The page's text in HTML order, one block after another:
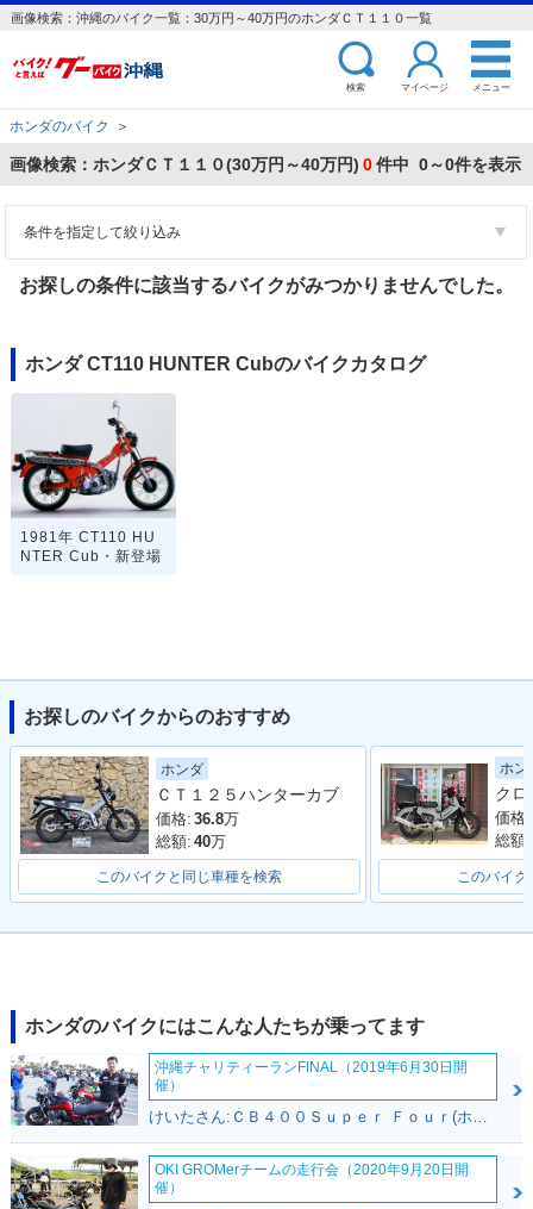
画像検索：沖縄のバイク一覧：30万円～40万円のホンダＣＴ１１０一覧
検索 マイページ メニュー
ホンダのバイク ＞
画像検索：ホンダＣＴ１１０(30万円～40万円) 0件中 0～0件を表示
条件を指定して絞り込み
お探しの条件に該当するバイクがみつかりませんでした。
ホンダ CT110 HUNTER Cubのバイクカタログ
1981年 CT110 HU
NTER Cub・新登場
お探しのバイクからのおすすめ
ホンダ
ＣＴ１２５ハンターカブ
価格: 36.8万
総額: 40万
このバイクと同じ車種を検索
ホン
価格:
総額:
このバイク
ホンダのバイクにはこんな人たちが乗ってます
沖縄チャリティーランFINAL（2019年6月30日開
催）
けいたさん:ＣＢ４００Ｓｕｐｅｒ Ｆｏｕｒ(ホンダ)
OKI GROMerチームの走行会（2020年9月20日開
催）